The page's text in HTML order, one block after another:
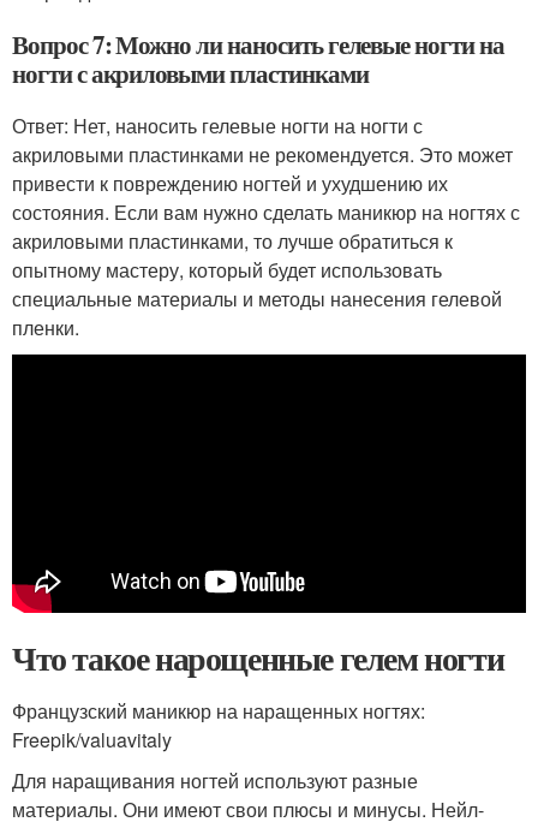
Вопрос 7: Можно ли наносить гелевые ногти на
ногти с акриловыми пластинками
Ответ: Нет, наносить гелевые ногти на ногти с
акриловыми пластинками не рекомендуется. Это может
привести к повреждению ногтей и ухудшению их
состояния. Если вам нужно сделать маникюр на ногтях с
акриловыми пластинками, то лучше обратиться к
опытному мастеру, который будет использовать
специальные материалы и методы нанесения гелевой
пленки.
Что такое нарощенные гелем ногти
Французский маникюр на наращенных ногтях:
Freepik/valuavitaly
Для наращивания ногтей используют разные
материалы. Они имеют свои плюсы и минусы. Нейл-